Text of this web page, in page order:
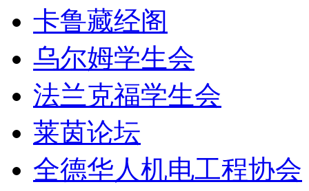
卡鲁藏经阁
乌尔姆学生会
法兰克福学生会
莱茵论坛
全德华人机电工程协会